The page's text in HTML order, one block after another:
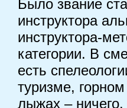
Было звание
инструктора
инструктора-
категории. В
есть
туризме,
лыжах –